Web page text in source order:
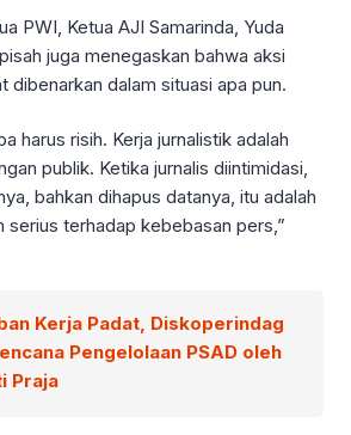
PWI, Ketua AJI Samarinda, Yuda
juga menegaskan bahwa aksi
dibenarkan dalam situasi apa pun.
harus risih. Kerja jurnalistik adalah
publik. Ketika jurnalis diintimidasi,
bahkan dihapus datanya, itu adalah
serius terhadap kebebasan pers,”
Kerja Padat, Diskoperindag
Pengelolaan PSAD oleh
Praja